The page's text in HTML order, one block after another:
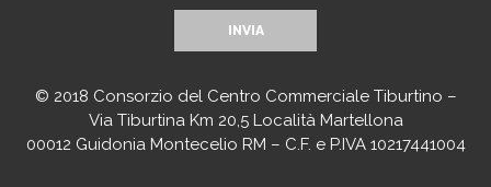
© 2018 Consorzio del Centro Commerciale Tiburtino –
Via Tiburtina Km 20,5 Località Martellona
00012 Guidonia Montecelio RM – C.F. e P.IVA 10217441004